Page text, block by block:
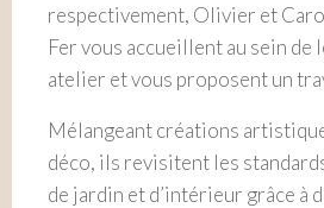
respectivement, Olivier et
Fer vous accueillent au sein de
atelier et vous proposent un
Mélangeant créations
déco, ils revisitent les
de jardin et d’intérieur grâce à